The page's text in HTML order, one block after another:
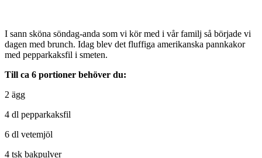
I sann sköna söndag-anda som vi kör med i vår familj så började vi
dagen med brunch. Idag blev det fluffiga amerikanska pannkakor
med pepparkaksfil i smeten.
Till ca 6 portioner behöver du:
2 ägg
4 dl pepparkaksfil
6 dl vetemjöl
4 tsk bakpulver